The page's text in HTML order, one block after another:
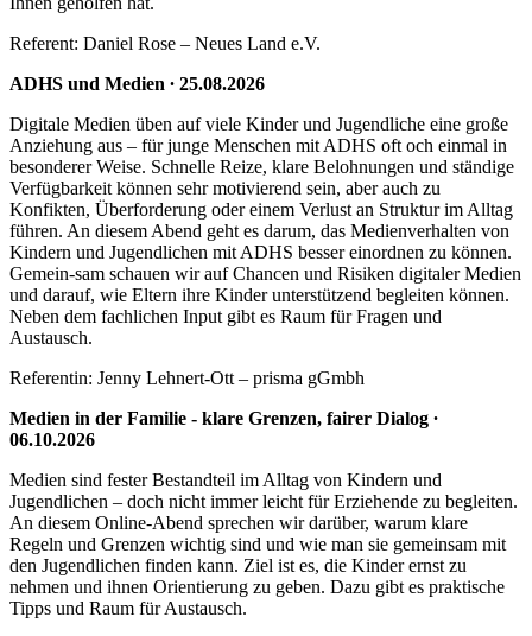
Referent: Daniel Rose – Neues Land e.V.
ADHS und Medien ∙ 25.08.2026
Digitale Medien üben auf viele Kinder und Jugendliche eine große
Anziehung aus – für junge Menschen mit ADHS oft och einmal in
besonderer Weise. Schnelle Reize, klare Belohnungen und ständige
Verfügbarkeit können sehr motivierend sein, aber auch zu
Konfikten, Überforderung oder einem Verlust an Struktur im Alltag
führen. An diesem Abend geht es darum, das Medienverhalten von
Kindern und Jugendlichen mit ADHS besser einordnen zu können.
Gemein-sam schauen wir auf Chancen und Risiken digitaler Medien
und darauf, wie Eltern ihre Kinder unterstützend begleiten können.
Neben dem fachlichen Input gibt es Raum für Fragen und
Austausch.
Referentin: Jenny Lehnert-Ott – prisma gGmbh
Medien in der Familie - klare Grenzen, fairer Dialog ∙
06.10.2026
Medien sind fester Bestandteil im Alltag von Kindern und
Jugendlichen – doch nicht immer leicht für Erziehende zu begleiten.
An diesem Online-Abend sprechen wir darüber, warum klare
Regeln und Grenzen wichtig sind und wie man sie gemeinsam mit
den Jugendlichen finden kann. Ziel ist es, die Kinder ernst zu
nehmen und ihnen Orientierung zu geben. Dazu gibt es praktische
Tipps und Raum für Austausch.